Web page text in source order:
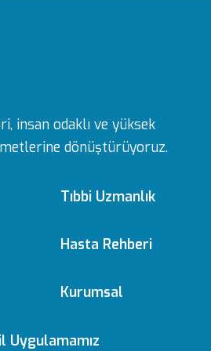
insan odaklı ve yüksek
dönüştürüyoruz.
Tıbbi Uzmanlık
Tıbbi Branşlar
Hasta Rehberi
e-Randevu
Kurumsal
Uygulamamız